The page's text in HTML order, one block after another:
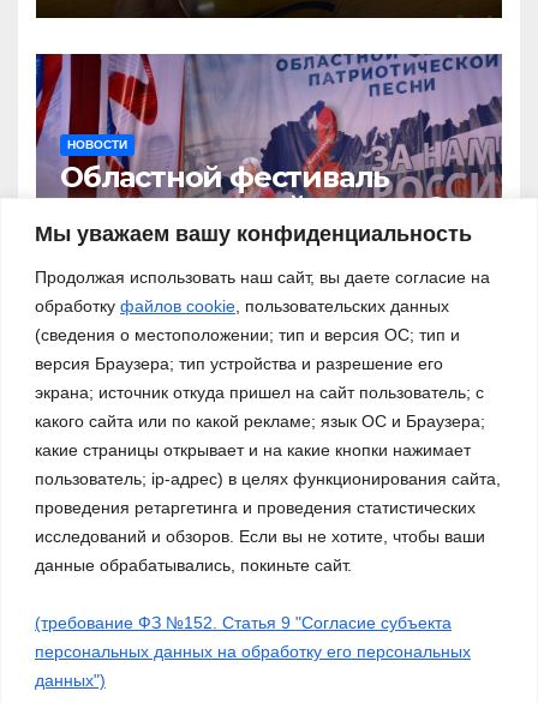
Мы уважаем вашу конфиденциальность
Продолжая использовать наш сайт, вы даете согласие на
обработку файлов cookie , пользовательских данных
(сведения о местоположении; тип и версия ОС; тип и
версия Браузера; тип устройства и разрешение его
экрана; источник откуда пришел на сайт пользователь; с
какого сайта или по какой рекламе; язык ОС и Браузера;
какие страницы открывает и на какие кнопки нажимает
пользователь; ip-адрес) в целях функционирования сайта,
проведения ретаргетинга и проведения статистических
исследований и обзоров. Если вы не хотите, чтобы ваши
данные обрабатывались, покиньте сайт.
(требование ФЗ №152. Статья 9 "Согласие субъекта
персональных данных на обработку его персональных
данных")
НОВОСТИ
Областной фестиваль
патриотической песни «За
нами – Россия!»
Сайт работает на WordPress|Тема: Newsup, авторThemeansar